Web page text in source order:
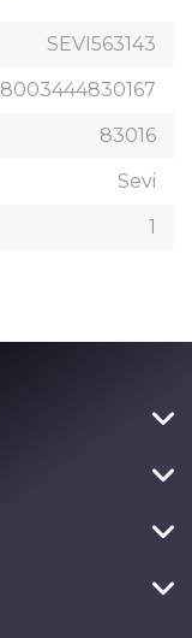
SEVI563143
8003444830167
83016
Sevi
1